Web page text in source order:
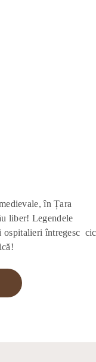
în Țara
liber! Legendele
ospitalieri întregesc